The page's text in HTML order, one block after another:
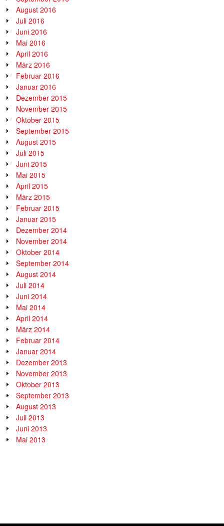
August 2016
Juli 2016
Juni 2016
Mai 2016
April 2016
März 2016
Februar 2016
Januar 2016
Dezember 2015
November 2015
Oktober 2015
September 2015
August 2015
Juli 2015
Juni 2015
Mai 2015
April 2015
März 2015
Februar 2015
Januar 2015
Dezember 2014
November 2014
Oktober 2014
September 2014
August 2014
Juli 2014
Juni 2014
Mai 2014
April 2014
März 2014
Februar 2014
Januar 2014
Dezember 2013
November 2013
Oktober 2013
September 2013
August 2013
Juli 2013
Juni 2013
Mai 2013